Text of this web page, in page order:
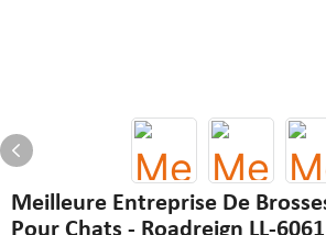
Meilleure Entreprise De